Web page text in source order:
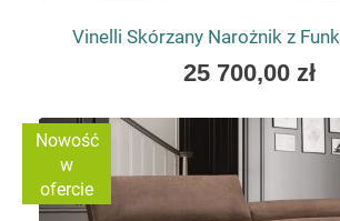
Vinelli Skórzany Narożnik z
As
as
25 700,00 zł
Nowość
w
ofercie